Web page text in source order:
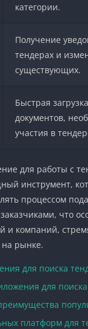
категории.
Получение
тендерах и
существующих.
Быстрая
документов,
участия в
для работы с
инструмент,
процессом
что
и компаний,
на рынке.
для поиска
для
платформ для